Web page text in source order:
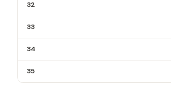
32
33
34
35